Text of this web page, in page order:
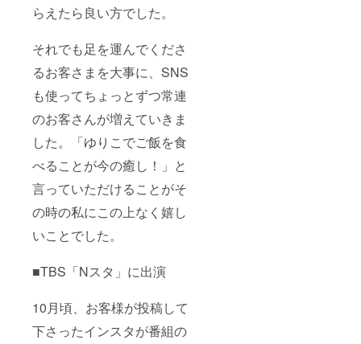
らえたら良い方でした。
それでも足を運んでくださ
るお客さまを大事に、SNS
も使ってちょっとずつ常連
のお客さんが増えていきま
した。「ゆりこでご飯を食
べることが今の癒し！」と
言っていただけることがそ
の時の私にこの上なく嬉し
いことでした。
■TBS「Nスタ」に出演
10月頃、お客様が投稿して
下さったインスタが番組の